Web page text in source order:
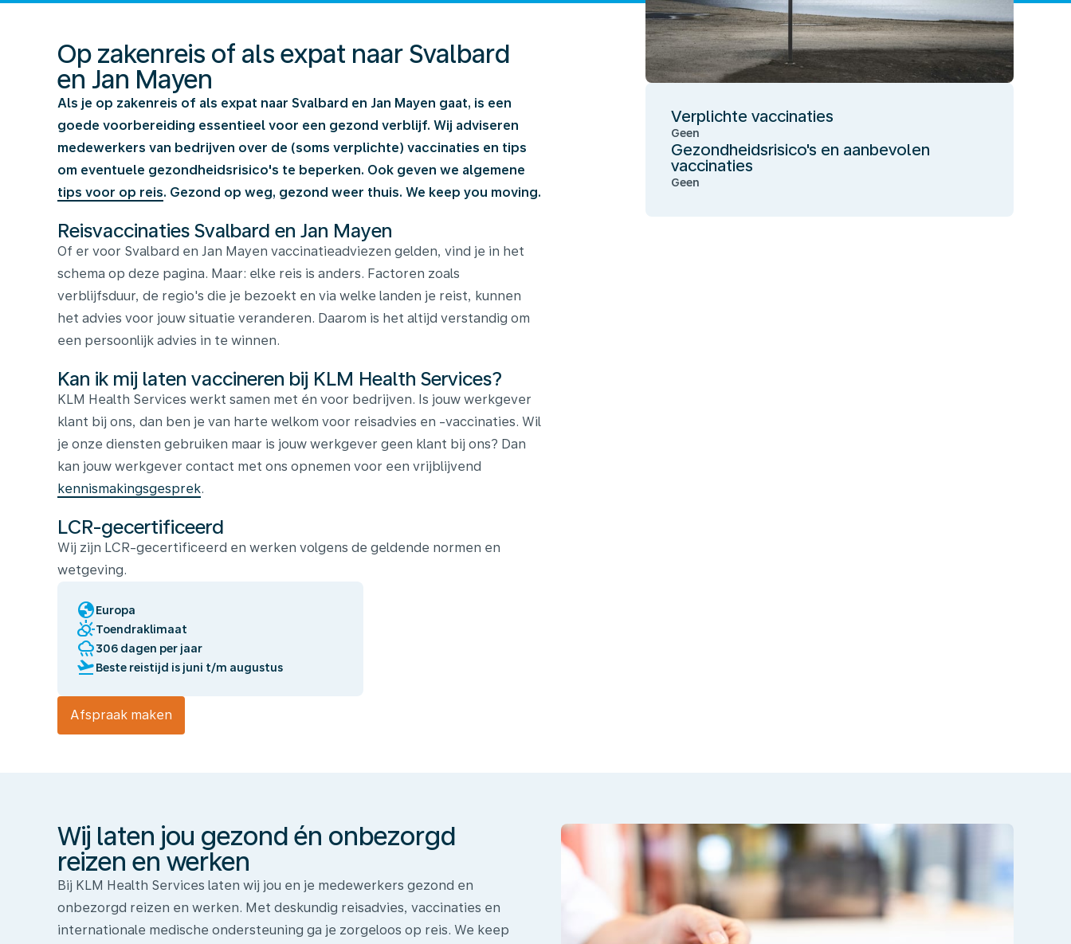
Op zakenreis of als expat naar Svalbard
en Jan Mayen
Als je op zakenreis of als expat naar Svalbard en Jan Mayen gaat, is een
goede voorbereiding essentieel voor een gezond verblijf. Wij adviseren
medewerkers van bedrijven over de (soms verplichte) vaccinaties en tips
om eventuele gezondheidsrisico's te beperken. Ook geven we algemene
tips voor op reis. Gezond op weg, gezond weer thuis. We keep you moving.
Reisvaccinaties Svalbard en Jan Mayen
Of er voor Svalbard en Jan Mayen vaccinatieadviezen gelden, vind je in het
schema op deze pagina. Maar: elke reis is anders. Factoren zoals
verblijfsduur, de regio's die je bezoekt en via welke landen je reist, kunnen
het advies voor jouw situatie veranderen. Daarom is het altijd verstandig om
een persoonlijk advies in te winnen.
Kan ik mij laten vaccineren bij KLM Health Services?
KLM Health Services werkt samen met én voor bedrijven. Is jouw werkgever
klant bij ons, dan ben je van harte welkom voor reisadvies en -vaccinaties. Wil
je onze diensten gebruiken maar is jouw werkgever geen klant bij ons? Dan
kan jouw werkgever contact met ons opnemen voor een vrijblijvend
kennismakingsgesprek.
LCR-gecertificeerd
Wij zijn LCR-gecertificeerd en werken volgens de geldende normen en
wetgeving.
globeEuropa
partly_cloudy_dayToendraklimaat
rainy306 dagen per jaar
flight_takeoffBeste reistijd is juni t/m augustus
Afspraak maken
Verplichte vaccinaties
Geen
Gezondheidsrisico's en aanbevolen
vaccinaties
Geen
Wij
onbezorgd
reizen
en
Wij laten jou gezond én onbezorgd
reizen en werken
Bij KLM Health Services laten wij jou en je medewerkers gezond en
onbezorgd reizen en werken. Met deskundig reisadvies, vaccinaties en
internationale medische ondersteuning ga je zorgeloos op reis. We keep